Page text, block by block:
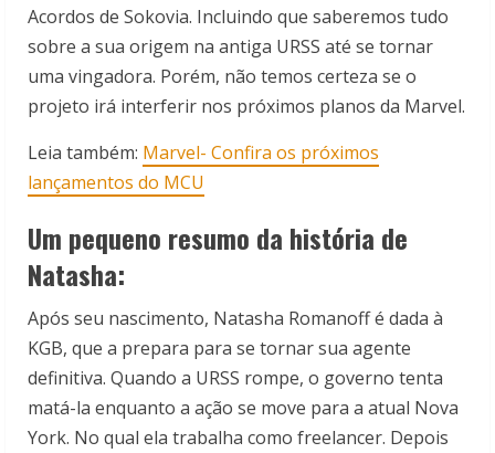
Acordos de Sokovia. Incluindo que saberemos tudo
sobre a sua origem na antiga URSS até se tornar
uma vingadora. Porém, não temos certeza se o
projeto irá interferir nos próximos planos da Marvel.
Leia também: Marvel- Confira os próximos
lançamentos do MCU
Um pequeno resumo da história de
Natasha:
Após seu nascimento, Natasha Romanoff é dada à
KGB, que a prepara para se tornar sua agente
definitiva. Quando a URSS rompe, o governo tenta
matá-la enquanto a ação se move para a atual Nova
York. No qual ela trabalha como freelancer. Depois